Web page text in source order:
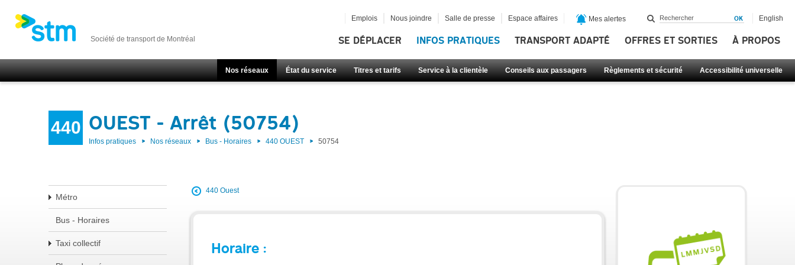
Société de transport de Montréal SE DÉPLACER INFOS PRATIQUES TRANSPORT ADAPTÉ OFFRES ET SORTIES À PROPOS
Nos réseaux État du service Titres et tarifs Service à la clientèle Conseils aux passagers Règlements et sécurité Accessibilité universelle
Emplois Nous joindre Salle de presse Espace affaires Mes alertes English
440 OUEST - Arrêt (50754)
Infos pratiques Nos réseaux Bus - Horaires 440 OUEST 50754
Métro
Bus - Horaires
Taxi collectif
440 Ouest
Horaire :